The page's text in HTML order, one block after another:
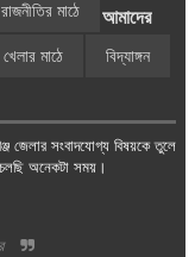
রাজনীতির মাঠে
খেলার মাঠে বিদ্যাঙ্গন
আমাদের
জেলার সংবাদযোগ্য বিষয়কে তুলে
অনেকটা সময়।